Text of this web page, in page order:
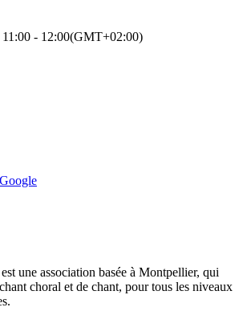
11:00 - 12:00(GMT+02:00)
une association basée à Montpellier, qui
choral et de chant, pour tous les niveaux